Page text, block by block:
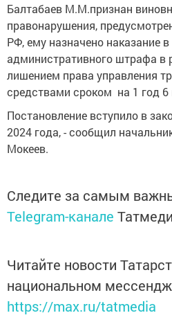
Балтабаев М.М.признан
правонарушения,
РФ, ему назначено наказание
административного штрафа в
лишением права управления
средствами сроком на 1 год 6
Постановление вступило в
2024 года, - сообщил
Мокеев.
Следите за самым
Telegram-канале
Читайте новости
национальном
https://max.ru/tatmedia